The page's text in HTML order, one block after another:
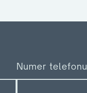
Numer telefonu